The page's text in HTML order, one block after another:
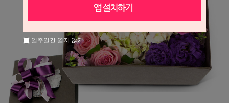
일주일간 열지 않기